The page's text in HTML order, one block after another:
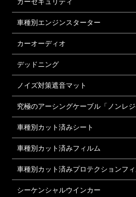
車種別エンジンスターター
カーオーディオ
デッドニング
ノイズ対策遮音マット
究極のアーシングケーブル「ノンレジ
車種別カット済みシート
車種別カット済みフィルム
車種別カット済みプロテクションフ
シーケンシャルウインカー